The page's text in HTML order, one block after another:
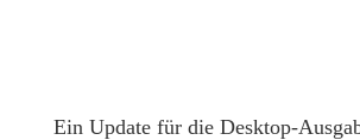
Ein Update für die Desktop-